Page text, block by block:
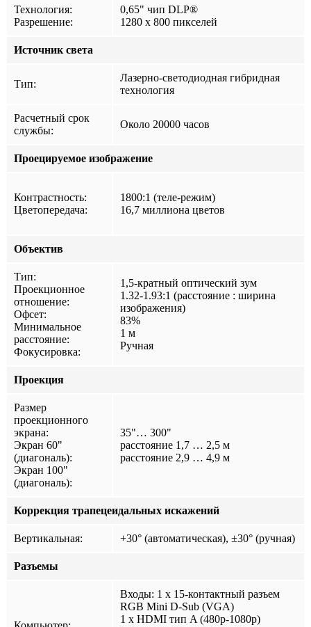
Технология:
Разрешение:
0,65" чип DLP®
1280 x 800 пикселей
Источник света
Тип:
Лазерно-светодиодная гибридная
технология
Расчетный срок
службы:
Около 20000 часов
Проецируемое изображение
Контрастность:
Цветопередача:
1800:1 (теле-режим)
16,7 миллиона цветов
Объектив
Тип:
Проекционное
отношение:
Офсет:
Минимальное
расстояние:
Фокусировка:
1,5-кратный оптический зум
1.32-1.93:1 (расстояние : ширина
изображения)
83%
1 м
Ручная
Проекция
Размер
проекционного
экрана:
Экран 60"
(диагональ):
Экран 100"
(диагональ):
35"… 300"
расстояние 1,7 … 2,5 м
расстояние 2,9 … 4,9 м
Коррекция трапецеидальных искажений
Вертикальная: +30° (автоматическая), ±30° (ручная)
Разъемы
Входы: 1 х 15-контактный разъем
RGB Mini D-Sub (VGA)
1 х HDMI тип A (480р-1080p)